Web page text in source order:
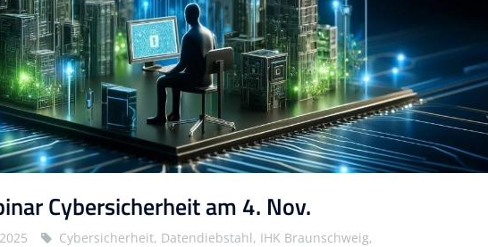
Cybersicherheit am 4. Nov.
Cybersicherheit, Datendiebstahl, IHK Braunschweig,